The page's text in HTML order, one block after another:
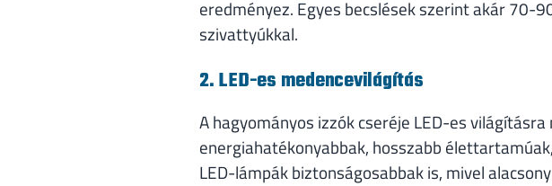
eredményez. Egyes becslések szerint akár 70-
szivattyúkkal.
2. LED-es medencevilágítás
A hagyományos izzók cseréje LED-es
energiahatékonyabbak, hosszabb
LED-lámpák biztonságosabbak is, mivel